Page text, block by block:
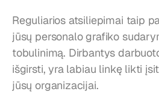
Reguliarios atsiliepimai taip
jūsų personalo grafiko
tobulinimą. Dirbantys
išgirsti, yra labiau linkę likti
jūsų organizacijai.